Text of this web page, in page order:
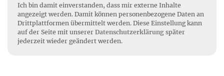
Ich bin damit einverstanden, dass mir externe Inhalte
angezeigt werden. Damit können personenbezogene Daten an
Drittplattformen übermittelt werden. Diese Einstellung kann
auf der Seite mit unserer Datenschutzerklärung später
jederzeit wieder geändert werden.